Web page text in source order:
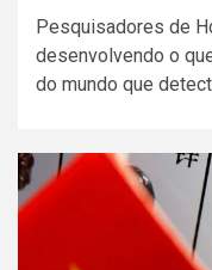
Pesquisadores de
desenvolvendo o
do mundo que